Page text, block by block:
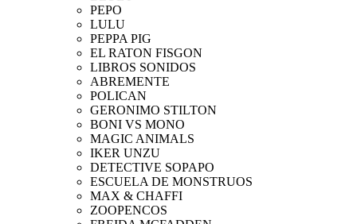
PEPO
LULU
PEPPA PIG
EL RATON FISGON
LIBROS SONIDOS
ABREMENTE
POLICAN
GERONIMO STILTON
BONI VS MONO
MAGIC ANIMALS
IKER UNZU
DETECTIVE SOPAPO
ESCUELA DE MONSTRUOS
MAX & CHAFFI
ZOOPENCOS